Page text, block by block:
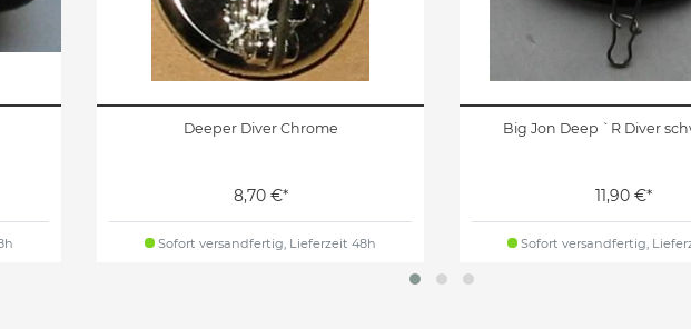
Deeper Diver Chrome
8,70 €*
Sofort versandfertig, Lieferzeit 48h
Big Jon Deep `R Diver
11,90 €*
Sofort versandfertig,